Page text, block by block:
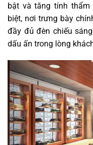
bật và tăng tính
biệt, nơi trưng bày
đầy đủ đèn chiếu
dấu ấn trong lòng